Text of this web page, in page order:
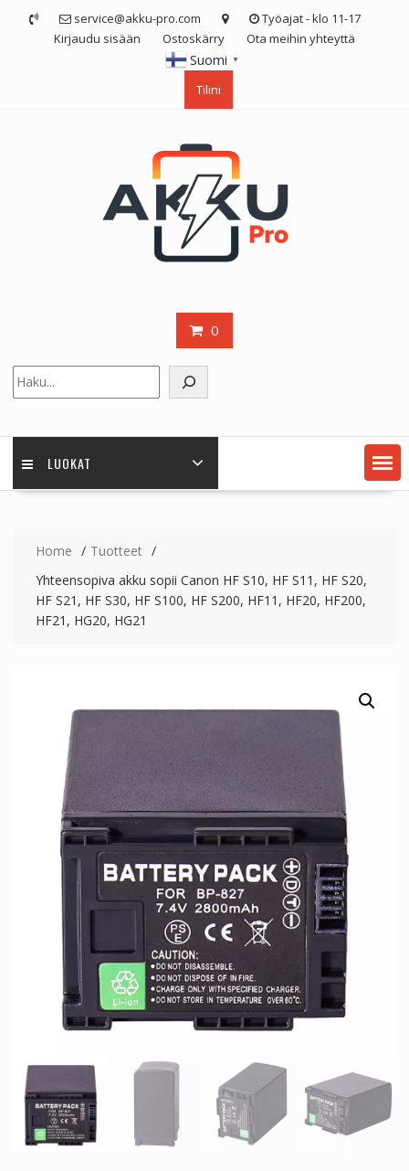
service@akku-pro.com
Työajat - klo 11-17
Kirjaudu sisään
Ostoskärry Ota meihin yhteyttä
Suomi ▼
Tilini
0
LUOKAT
Home
Tuotteet
Yhteensopiva akku sopii Canon HF S10, HF S11, HF S20,
HF S21, HF S30, HF S100, HF S200, HF11, HF20, HF200,
HF21, HG20, HG21